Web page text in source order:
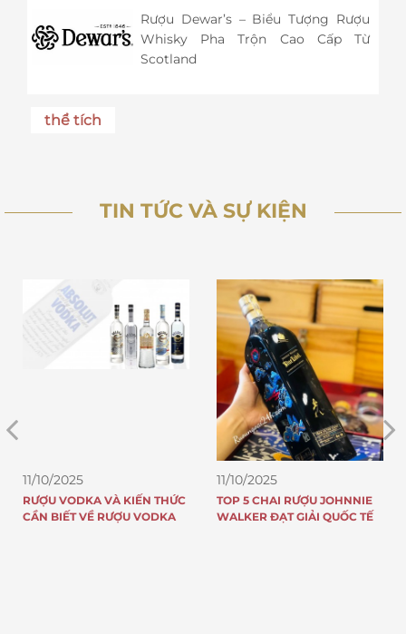
Rượu Dewar’s – Biểu Tượng Rượu
Whisky Pha Trộn Cao Cấp Từ
Scotland
thể tích
TIN TỨC VÀ SỰ KIỆN
11/10/2025
RƯỢU VODKA VÀ KIẾN THỨC
CẦN BIẾT VỀ RƯỢU VODKA
11/10/2025
TOP 5 CHAI RƯỢU JOHNNIE
WALKER ĐẠT GIẢI QUỐC TẾ